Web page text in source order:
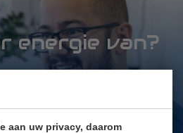
aan uw privacy, daarom
energie van?